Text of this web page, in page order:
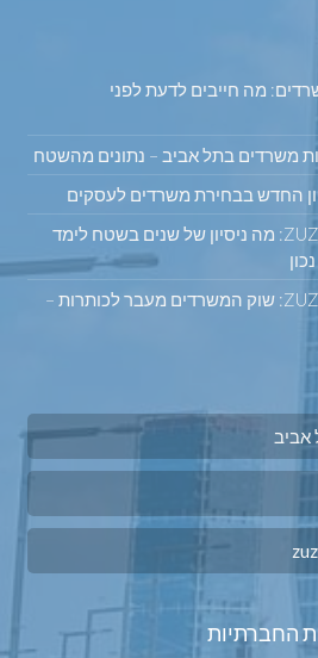
מה חייבים לדעת לפני
משרדים בתל אביב – נתונים מהשטח
החדש בבחירת משרדים לעסקים
תובנות מהשטח עם רועי מ-ZUZ: מה ניסיון של שנים בשטח לימד
תובנות מהשטח עם רועי מ-ZUZ: שוק המשרדים מעבר לכותרות –
החברתיות